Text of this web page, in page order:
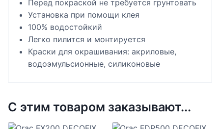
Перед покраской не требуется грунтовать
Установка при помощи клея
100% водостойкий
Легко пилится и монтируется
Краски для окрашивания: акриловые,
водоэмульсионные, силиконовые
С этим товаром заказывают...